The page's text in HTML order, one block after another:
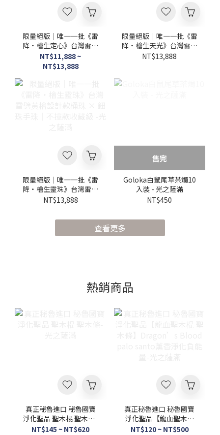
限量絕版｜唯一一批《雷
降・檜生定心》台灣雷劈
黃檜｜鈕珠定心式圓珠設
計款手珠不撞款收藏級 -
光之薩滿
NT$11,888 ~
NT$13,888
限量絕版｜唯一一批《雷
降・檜生天光》台灣雷劈
黃檜設計款天珠款手珠｜
NT$13,888
限量絕版｜唯一一批《雷
降・檜生靈珠》台灣雷劈
黃檜設計款桶珠 × 鈕珠
手珠｜不撞款收藏級 -光
NT$13,888
售完
Goloka白鼠尾草茶燭10
入裝 - 光之薩滿
NT$450
查看更多
熱銷商品
真正秘魯進口 秘魯國寶
淨化聖品 聖木棍 聖木條-
光之薩滿
NT$145 ~ NT$620
真正秘魯進口 秘魯國寶
淨化聖品【龍血聖木棍
聖木條】Dragon’s
NT$120 ~ NT$500